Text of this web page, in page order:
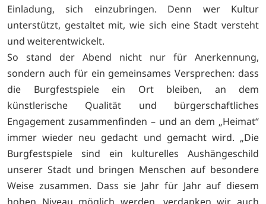
Einladung, sich einzubringen. Denn wer Kultur
unterstützt, gestaltet mit, wie sich eine Stadt versteht
und weiterentwickelt.
So stand der Abend nicht nur für Anerkennung,
sondern auch für ein gemeinsames Versprechen: dass
die Burgfestspiele ein Ort bleiben, an dem
künstlerische Qualität und bürgerschaftliches
Engagement zusammenfinden – und an dem „Heimat“
immer wieder neu gedacht und gemacht wird. „Die
Burgfestspiele sind ein kulturelles Aushängeschild
unserer Stadt und bringen Menschen auf besondere
Weise zusammen. Dass sie Jahr für Jahr auf diesem